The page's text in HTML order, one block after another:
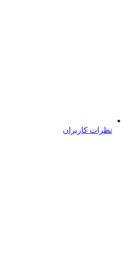
نظرات کاربران